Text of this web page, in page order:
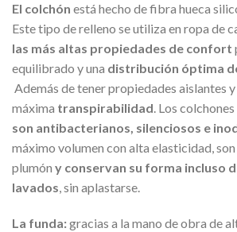
El colchón está hecho de fibra hueca
Este tipo de relleno se utiliza en ropa de
las más altas propiedades de confort
equilibrado y una distribución óptima
Además de tener propiedades aislantes
máxima transpirabilidad. Los
son antibacterianos, silenciosos e
máximo volumen con alta elasticidad,
plumón y conservan su forma incluso
lavados, sin aplastarse.
La funda:gracias a la mano de obra de